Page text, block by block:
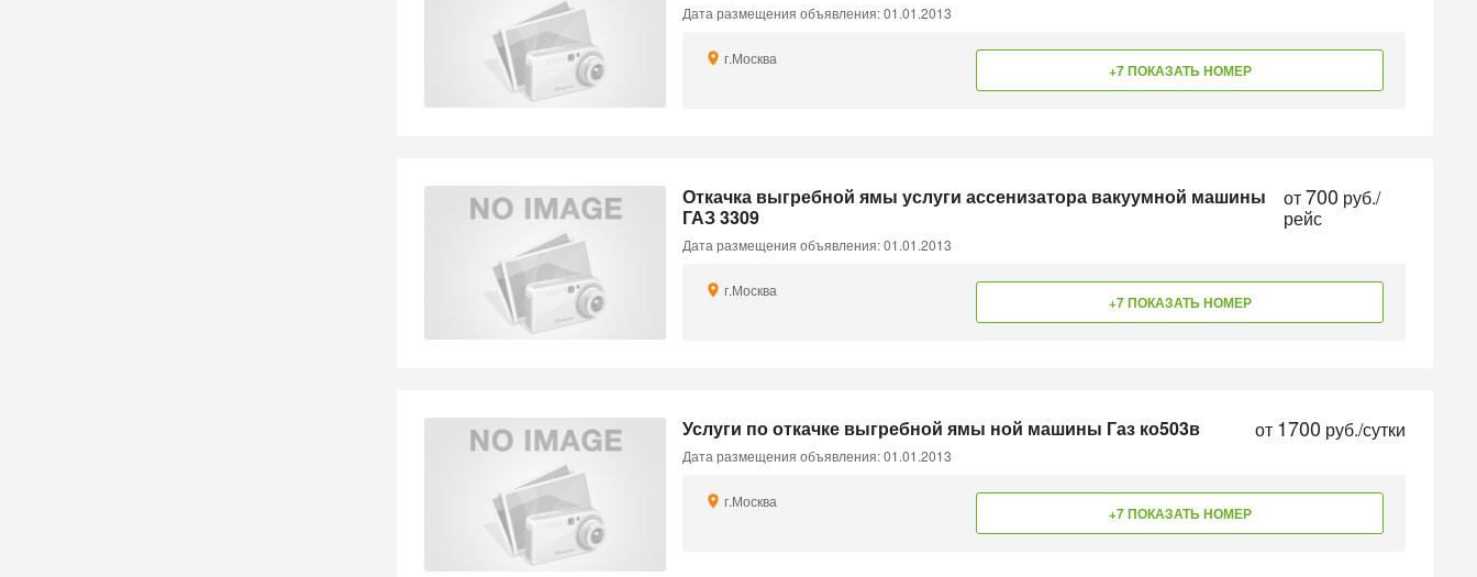
Дата размещения объявления: 01.01.2013
г.Москва
+7 ПОКАЗАТЬ НОМЕР
Откачка выгребной ямы услуги ассенизатора вакуумной машины
ГАЗ 3309
от700 руб./
рейс
Дата размещения объявления: 01.01.2013
г.Москва
+7 ПОКАЗАТЬ НОМЕР
Услуги по откачке выгребной ямы ной машины Газ ко503в от 1700 руб./сутки
Дата размещения объявления: 01.01.2013
г.Москва
+7 ПОКАЗАТЬ НОМЕР